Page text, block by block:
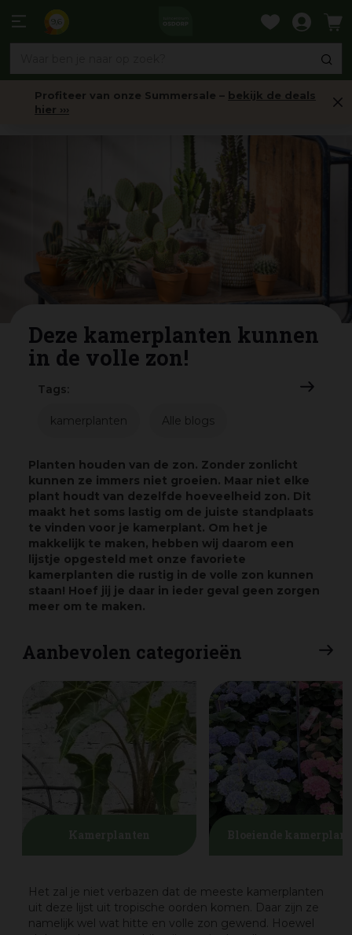
naar
Profiteer van onze Summersale – bekijk de deals
hier ›››
Deze kamerplanten kunnen
in de volle zon!
Tags:
kamerplanten Alle blogs
Planten houden van de zon. Zonder zonlicht
kunnen ze immers niet groeien. Maar niet elke
plant houdt van dezelfde hoeveelheid zon. Dit
maakt het soms lastig om de juiste standplaats
te vinden voor je kamerplant. Om het je
makkelijk te maken, hebben wij daarom een
lijstje opgesteld met onze favoriete
kamerplanten die rustig in de volle zon kunnen
staan! Hoef jij je daar in ieder geval geen zorgen
meer om te maken.
Aanbevolen categorieën
Het zal je niet verbazen dat de meeste kamerplanten
uit deze lijst uit tropische oorden komen. Daar zijn ze
namelijk wel wat hitte en volle zon gewend. Hoewel